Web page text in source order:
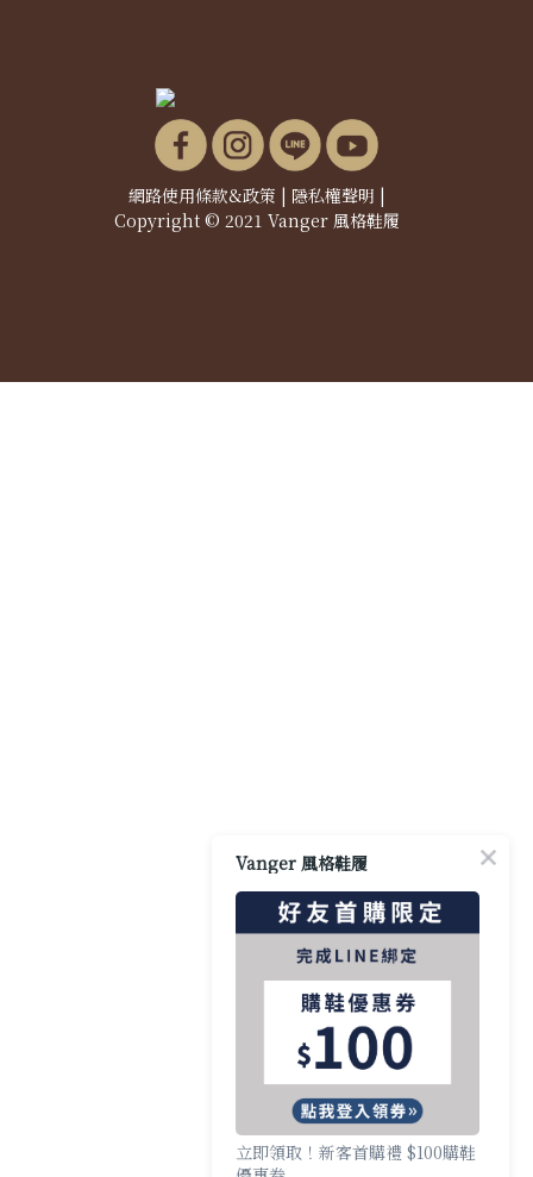
網路使用條款&政策 | 隱私權聲明 |
Copyright © 2021 Vanger 風格鞋履
Vanger 風格鞋履
立即領取！新客首購禮 $100購鞋